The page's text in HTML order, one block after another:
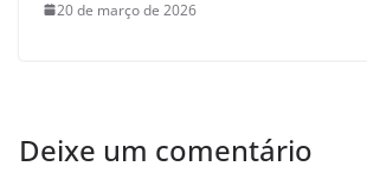
20 de março de 2026
Deixe um comentário